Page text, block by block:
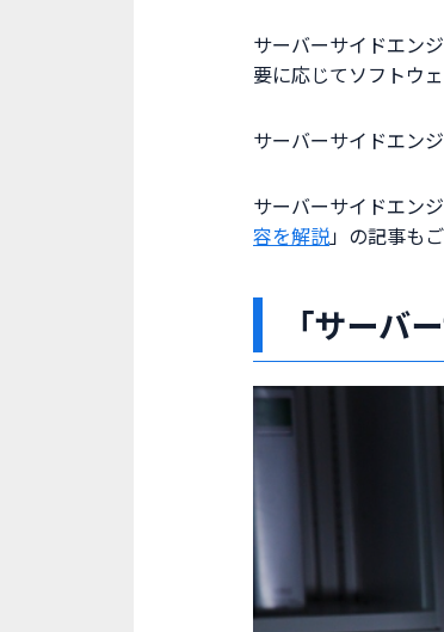
サーバーサイドエン
要に応じてソフトウ
サーバーサイドエン
サーバーサイドエン
容を解説」の記事も
「サーバ